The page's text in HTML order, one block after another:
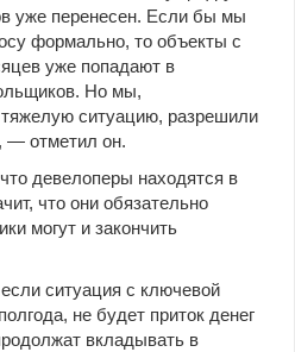
уже перенесен. Если бы мы
формально, то объекты с
уже попадают в
Но мы,
ситуацию, разрешили
— отметил он.
девелоперы находятся в
что они обязательно
могут и закончить
ситуация с ключевой
не будет приток денег
вкладывать в